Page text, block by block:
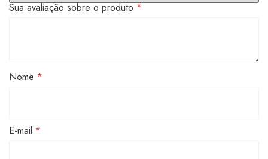
Sua avaliação sobre o produto*
Nome *
E-mail *